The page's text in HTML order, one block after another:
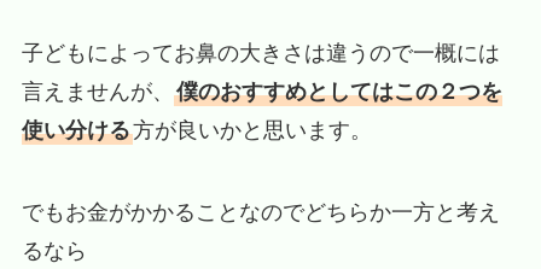
子どもによってお鼻の大きさは違うので一概には
言えませんが、 僕のおすすめとしてはこの２つを
使い分ける方が良いかと思います。
でもお金がかかることなのでどちらか一方と考え
るなら